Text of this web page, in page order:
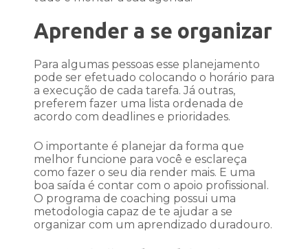
Aprender a se organizar
Para algumas pessoas esse planejamento
pode ser efetuado colocando o horário para
a execução de cada tarefa. Já outras,
preferem fazer uma lista ordenada de
acordo com deadlines e prioridades.
O importante é planejar da forma que
melhor funcione para você e esclareça
como fazer o seu dia render mais. E uma
boa saída é contar com o apoio profissional.
O programa de coaching possui uma
metodologia capaz de te ajudar a se
organizar com um aprendizado duradouro.